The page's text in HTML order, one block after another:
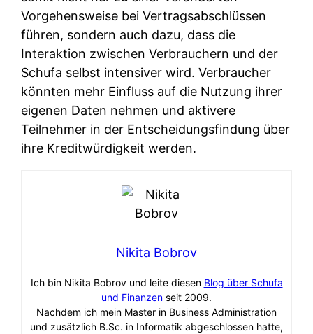
Vorgehensweise bei Vertragsabschlüssen
führen, sondern auch dazu, dass die
Interaktion zwischen Verbrauchern und der
Schufa selbst intensiver wird. Verbraucher
könnten mehr Einfluss auf die Nutzung ihrer
eigenen Daten nehmen und aktivere
Teilnehmer in der Entscheidungsfindung über
ihre Kreditwürdigkeit werden.
Nikita Bobrov
Ich bin Nikita Bobrov und leite diesen Blog über Schufa
und Finanzen seit 2009.
Nachdem ich mein Master in Business Administration
und zusätzlich B.Sc. in Informatik abgeschlossen hatte,